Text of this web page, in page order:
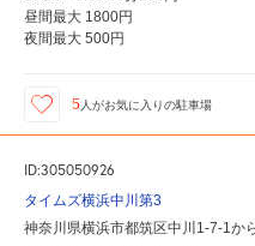
昼間最大 1800円
夜間最大 500円
5 人がお気に入りの駐車場
ID:305050926
タイムズ横浜中川第3
神奈川県横浜市都筑区中川1-7-1か